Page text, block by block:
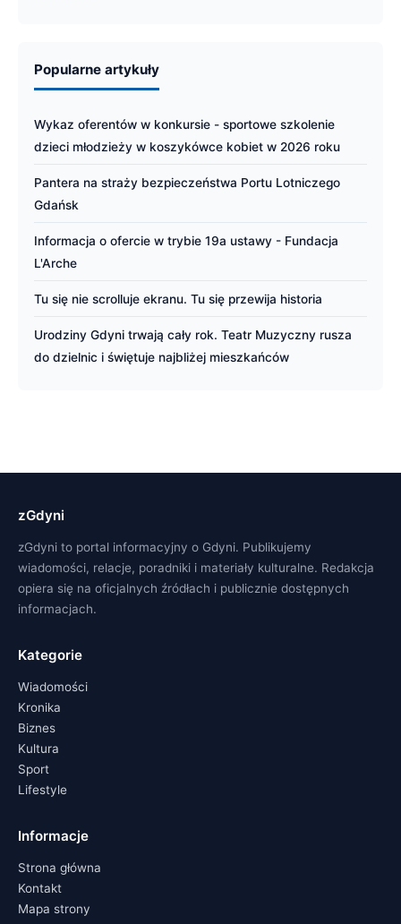
Popularne artykuły
Wykaz oferentów w konkursie - sportowe szkolenie
dzieci młodzieży w koszykówce kobiet w 2026 roku
Pantera na straży bezpieczeństwa Portu Lotniczego
Gdańsk
Informacja o ofercie w trybie 19a ustawy - Fundacja
L'Arche
Tu się nie scrolluje ekranu. Tu się przewija historia
Urodziny Gdyni trwają cały rok. Teatr Muzyczny rusza
do dzielnic i świętuje najbliżej mieszkańców
zGdyni
zGdyni to portal informacyjny o Gdyni. Publikujemy
wiadomości, relacje, poradniki i materiały kulturalne. Redakcja
opiera się na oficjalnych źródłach i publicznie dostępnych
informacjach.
Kategorie
Wiadomości
Kronika
Biznes
Kultura
Sport
Lifestyle
Informacje
Strona główna
Kontakt
Mapa strony